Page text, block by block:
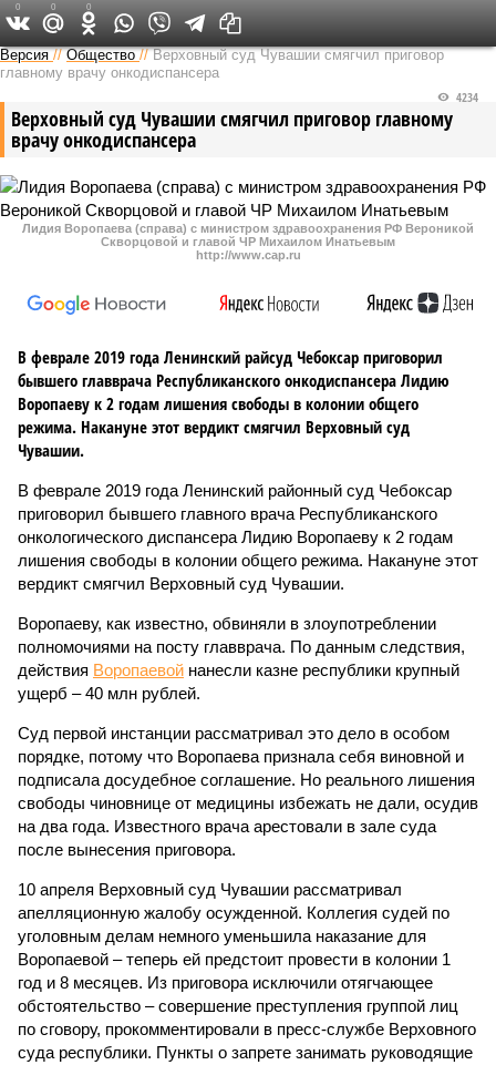
Версия в Чувашии
Версия //Общество //Верховный суд Чувашии смягчил приговор
главному врачу онкодиспансера
Верховный суд Чувашии смягчил приговор главному
врачу онкодиспансера
4234
Лидия Воропаева (справа) с министром здравоохранения РФ Вероникой
Скворцовой и главой ЧР Михаилом Инатьевым
http://www.cap.ru
В феврале 2019 года Ленинский райсуд Чебоксар приговорил
бывшего главврача Республиканского онкодиспансера Лидию
Воропаеву к 2 годам лишения свободы в колонии общего
режима. Накануне этот вердикт смягчил Верховный суд
Чувашии.
В феврале 2019 года Ленинский районный суд Чебоксар
приговорил бывшего главного врача Республиканского
онкологического диспансера Лидию Воропаеву к 2 годам
лишения свободы в колонии общего режима. Накануне этот
вердикт смягчил Верховный суд Чувашии.
Воропаеву, как известно, обвиняли в злоупотреблении
полномочиями на посту главврача. По данным следствия,
действия Воропаевой нанесли казне республики крупный
ущерб – 40 млн рублей.
Суд первой инстанции рассматривал это дело в особом
порядке, потому что Воропаева признала себя виновной и
подписала досудебное соглашение. Но реального лишения
свободы чиновнице от медицины избежать не дали, осудив
на два года. Известного врача арестовали в зале суда
после вынесения приговора.
10 апреля Верховный суд Чувашии рассматривал
апелляционную жалобу осужденной. Коллегия судей по
уголовным делам немного уменьшила наказание для
Воропаевой – теперь ей предстоит провести в колонии 1
год и 8 месяцев. Из приговора исключили отягчающее
обстоятельство – совершение преступления группой лиц
по сговору, прокомментировали в пресс-службе Верховного
суда республики. Пункты о запрете занимать руководящие
0 0 0